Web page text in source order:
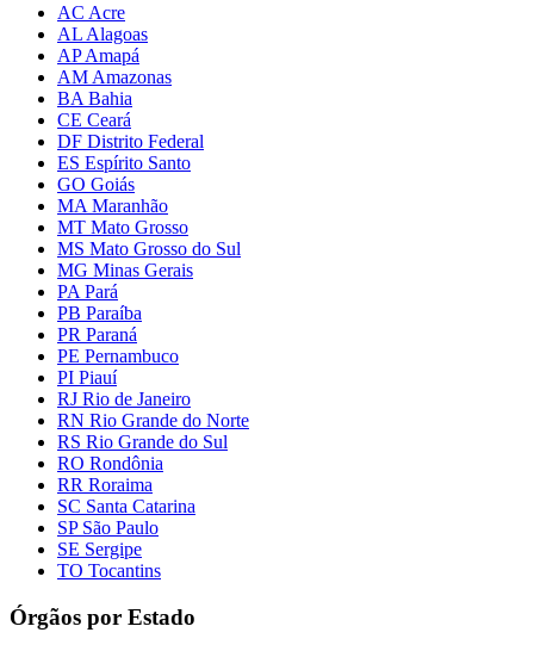
AC Acre
AL Alagoas
AP Amapá
AM Amazonas
BA Bahia
CE Ceará
DF Distrito Federal
ES Espírito Santo
GO Goiás
MA Maranhão
MT Mato Grosso
MS Mato Grosso do Sul
MG Minas Gerais
PA Pará
PB Paraíba
PR Paraná
PE Pernambuco
PI Piauí
RJ Rio de Janeiro
RN Rio Grande do Norte
RS Rio Grande do Sul
RO Rondônia
RR Roraima
SC Santa Catarina
SP São Paulo
SE Sergipe
TO Tocantins
Órgãos por Estado